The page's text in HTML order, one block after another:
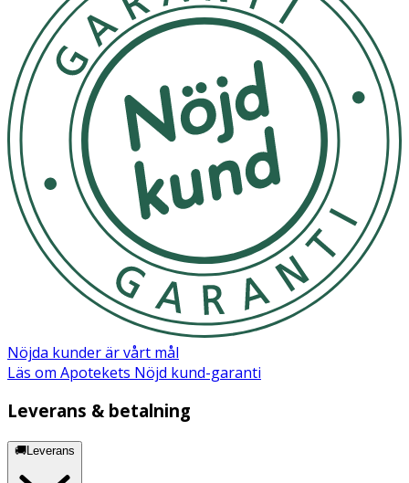
Nöjda kunder är vårt mål
Läs om Apotekets Nöjd kund-garanti
Leverans & betalning
🚚Leverans